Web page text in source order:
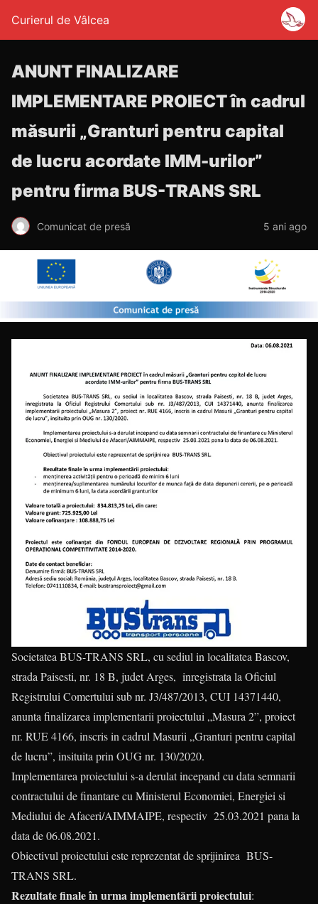
Curierul de Vâlcea
ANUNT FINALIZARE
IMPLEMENTARE PROIECT în cadrul
măsurii „Granturi pentru capital
de lucru acordate IMM-urilor”
pentru firma BUS-TRANS SRL
Comunicat de presă 5 ani ago
Societatea BUS-TRANS SRL, cu sediul in localitatea Bascov,
strada Paisesti, nr. 18 B, judet Arges, inregistrata la Oficiul
Registrului Comertului sub nr. J3/487/2013, CUI 14371440,
anunta finalizarea implementarii proiectului „Masura 2”, proiect
nr. RUE 4166, inscris in cadrul Masurii „Granturi pentru capital
de lucru”, insituita prin OUG nr. 130/2020.
Implementarea proiectului s-a derulat incepand cu data semnarii
contractului de finantare cu Ministerul Economiei, Energiei si
Mediului de Afaceri/AIMMAIPE, respectiv 25.03.2021 pana la
data de 06.08.2021.
Obiectivul proiectului este reprezentat de sprijinirea BUS-
TRANS SRL.
Rezultate finale în urma implementării proiectului: